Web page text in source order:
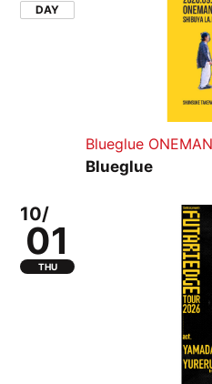
DAY
Blueglue
Blueglue
10/
01
THU